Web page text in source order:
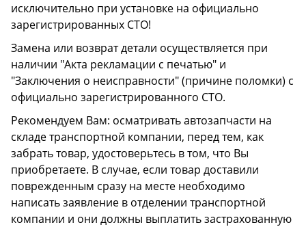
исключительно при установке на официально
зарегистрированных СТО!
Замена или возврат детали осуществляется при
наличии "Акта рекламации с печатью" и
"Заключения о неисправности" (причине поломки) с
официально зарегистрированного СТО.
Рекомендуем Вам: осматривать автозапчасти на
складе транспортной компании, перед тем, как
забрать товар, удостоверьтесь в том, что Вы
приобретаете. В случае, если товар доставили
поврежденным сразу на месте необходимо
написать заявление в отделении транспортной
компании и они должны выплатить застрахованную